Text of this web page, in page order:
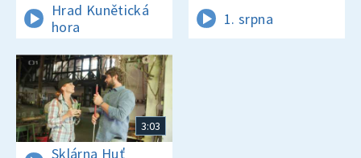
Hrad Kunětická
hora
1. srpna
3:03
Sklárna Huť